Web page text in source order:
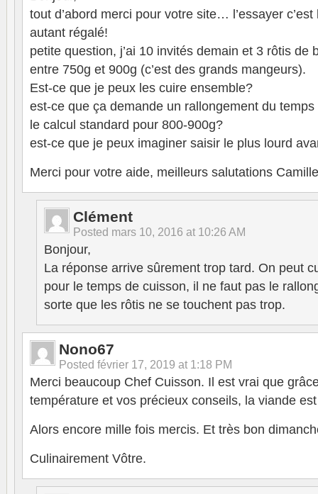
tout d’abord merci pour votre site… l’essayer c’est
autant régalé!
petite question, j’ai 10 invités demain et 3 rôtis de
entre 750g et 900g (c’est des grands mangeurs).
Est-ce que je peux les cuire ensemble?
est-ce que ça demande un rallongement du
le calcul standard pour 800-900g?
est-ce que je peux imaginer saisir le plus lourd
Merci pour votre aide, meilleurs salutations Camille
Clément
Posted mars 10, 2016 at 10:26 AM
Bonjour,
La réponse arrive sûrement trop tard. On peut
pour le temps de cuisson, il ne faut pas le
sorte que les rôtis ne se touchent pas trop.
Nono67
Posted février 17, 2019 at 1:18 PM
Merci beaucoup Chef Cuisson. Il est vrai que
température et vos précieux conseils, la viande
Alors encore mille fois mercis. Et très bon
Culinairement Vôtre.